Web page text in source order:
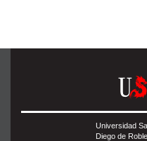
Universidad
Diego de